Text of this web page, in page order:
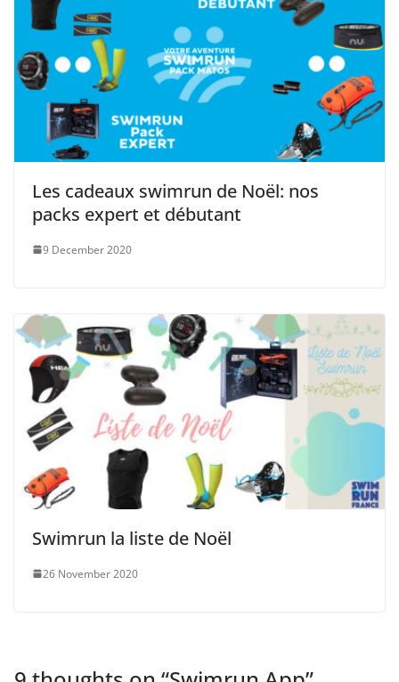
Les cadeaux swimrun de Noël: nos
packs expert et débutant
9 December 2020
Swimrun la liste de Noël
26 November 2020